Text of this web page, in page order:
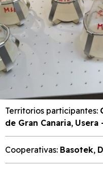
Territorios participantes:
de Gran Canaria, Usera
Cooperativas: Basotek,